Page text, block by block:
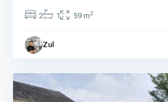
2 1 59 m2
Zul